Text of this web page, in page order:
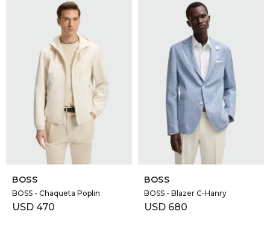
SELECCIONAR TALLE
BOSS
BOSS - Chaqueta Poplin
USD 470
SELECCIONAR TALLE
BOSS
BOSS - Blazer C-Hanry
USD 680